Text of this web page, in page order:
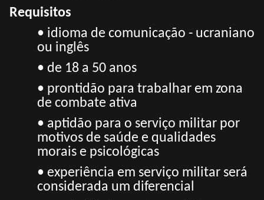
Requisitos
• idioma de comunicação - ucraniano
ou inglês
• de 18 a 50 anos
• prontidão para trabalhar em zona
de combate ativa
• aptidão para o serviço militar por
motivos de saúde e qualidades
morais e psicológicas
• experiência em serviço militar será
considerada um diferencial